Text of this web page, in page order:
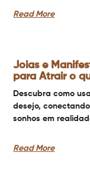
Read More
Joias e
para Atrair o
Descubra como
desejo,
sonhos em
Read More